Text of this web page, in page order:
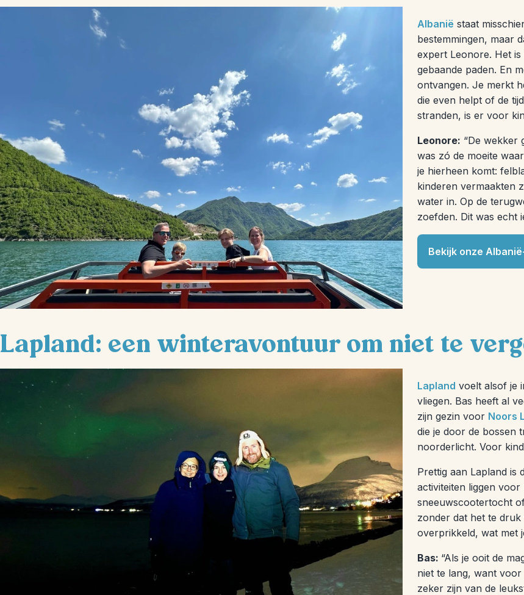
Albanië staat
bestemmingen, maar
expert Leonore. Het
gebaande paden. En
ontvangen. Je merkt
die even helpt of de
stranden, is er voor
Leonore: “De wekker
was zó de moeite
je hierheen komt:
kinderen vermaakten
water in. Op de
zoefden. Dit was echt
Bekijk onze
Lapland: een winteravontuur om niet te
Lapland voelt alsof je
vliegen. Bas heeft al
zijn gezin voor Noors
die je door de bossen
noorderlicht. Voor
Prettig aan Lapland is
activiteiten liggen
sneeuwscootertocht
zonder dat het te
overprikkeld, wat met
Bas: “Als je ooit de
niet te lang, want voor
zeker zijn van de